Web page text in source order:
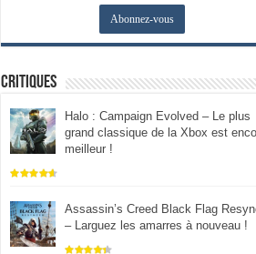
Critiques
Halo : Campaign Evolved – Le plus
grand classique de la Xbox est
meilleur !
Assassin’s Creed Black Flag
– Larguez les amarres à nouveau !